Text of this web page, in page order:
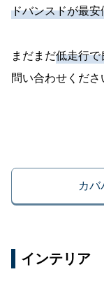
ドバンスドが最
まだまだ低走行で
問い合わせくださ
カバ
インテリア